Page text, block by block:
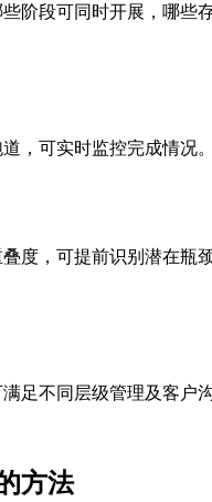
阶段可同时开展，哪些
，可实时监控完成情况
度，可提前识别潜在瓶
足不同层级管理及客户沟
方法